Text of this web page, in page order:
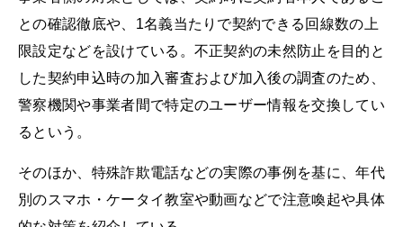
との確認徹底や、1名義当たりで契約できる回線数の上
限設定などを設けている。不正契約の未然防止を目的と
した契約申込時の加入審査および加入後の調査のため、
警察機関や事業者間で特定のユーザー情報を交換してい
るという。
そのほか、特殊詐欺電話などの実際の事例を基に、年代
別のスマホ・ケータイ教室や動画などで注意喚起や具体